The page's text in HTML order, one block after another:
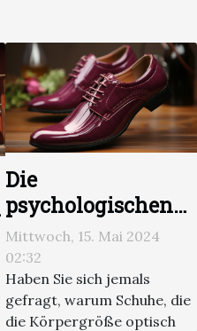
Die
psychologischen
Vorteile von
Schuhen, die die
Körpergröße
optisch erhöhen
Mittwoch, 15. Mai 2024
02:32
Haben Sie sich jemals
gefragt, warum Schuhe, die
die Körpergröße optisch